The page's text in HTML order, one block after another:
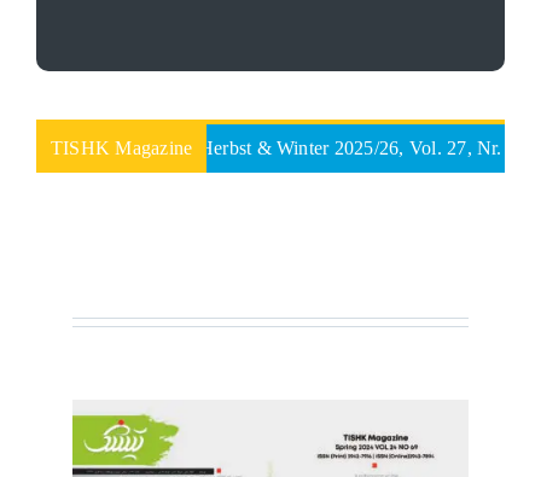
TISHK Magazine
TISHK Magazine, Herbst & Winter 2025/26, Vol. 27, Nr. 73